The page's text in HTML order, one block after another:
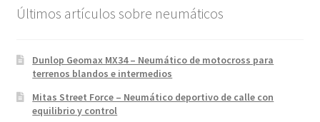
Últimos artículos sobre neumáticos
Dunlop Geomax MX34 – Neumático de motocross para
terrenos blandos e intermedios
Mitas Street Force – Neumático deportivo de calle con
equilibrio y control